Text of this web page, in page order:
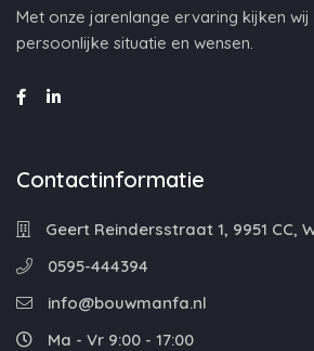
Met onze jarenlange ervaring kijken
persoonlijke situatie en wensen.
Contactinformatie
Geert Reindersstraat 1, 9951 CC,
0595-444394
info@bouwmanfa.nl
Ma - Vr 9:00 - 17:00